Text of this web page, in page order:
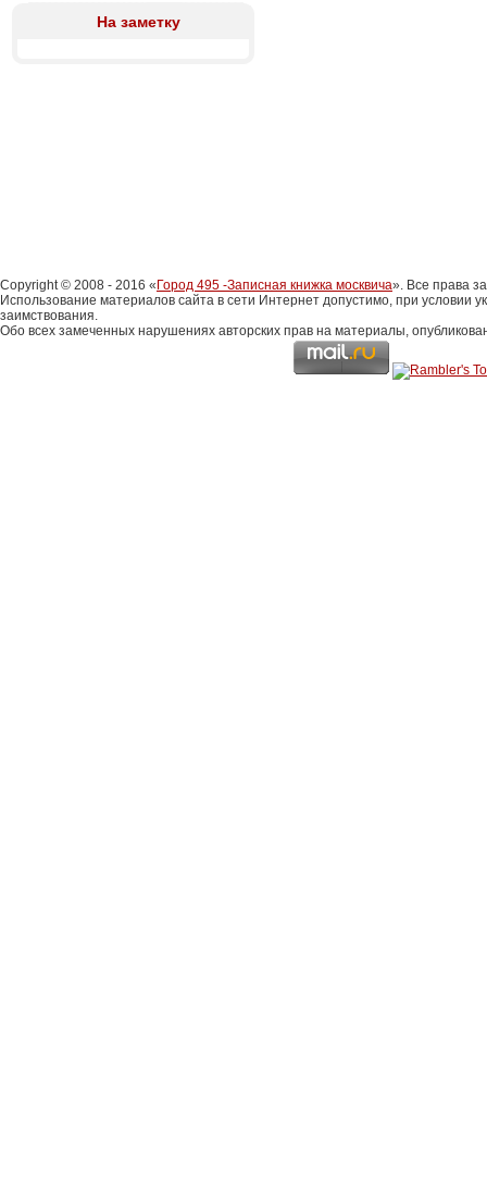
На заметку
Copyright © 2008 - 2016 « Город 495 -Записная книжка москвича». Все права
Использование материалов сайта в сети Интернет допустимо, при условии
заимствования.
Обо всех замеченных нарушениях авторских прав на материалы,